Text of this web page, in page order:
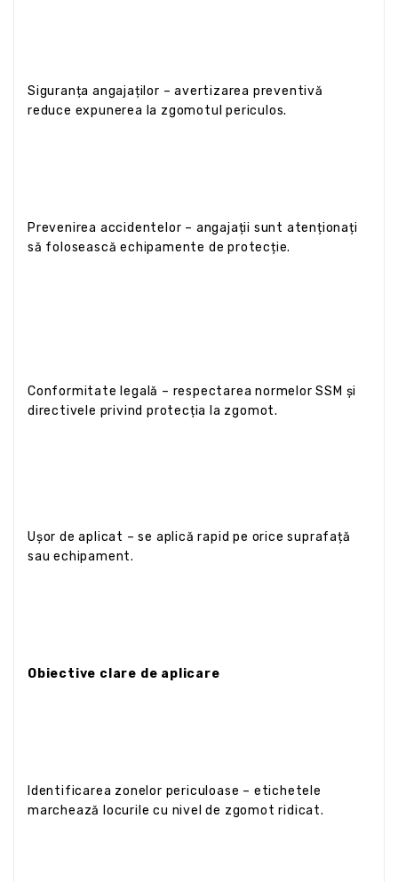
Siguranța angajaților – avertizarea preventivă
reduce expunerea la zgomotul periculos.
Prevenirea accidentelor – angajații sunt atenționați
să folosească echipamente de protecție.
Conformitate legală – respectarea normelor SSM și
directivele privind protecția la zgomot.
Ușor de aplicat – se aplică rapid pe orice suprafață
sau echipament.
Obiective clare de aplicare
Identificarea zonelor periculoase – etichetele
marchează locurile cu nivel de zgomot ridicat.